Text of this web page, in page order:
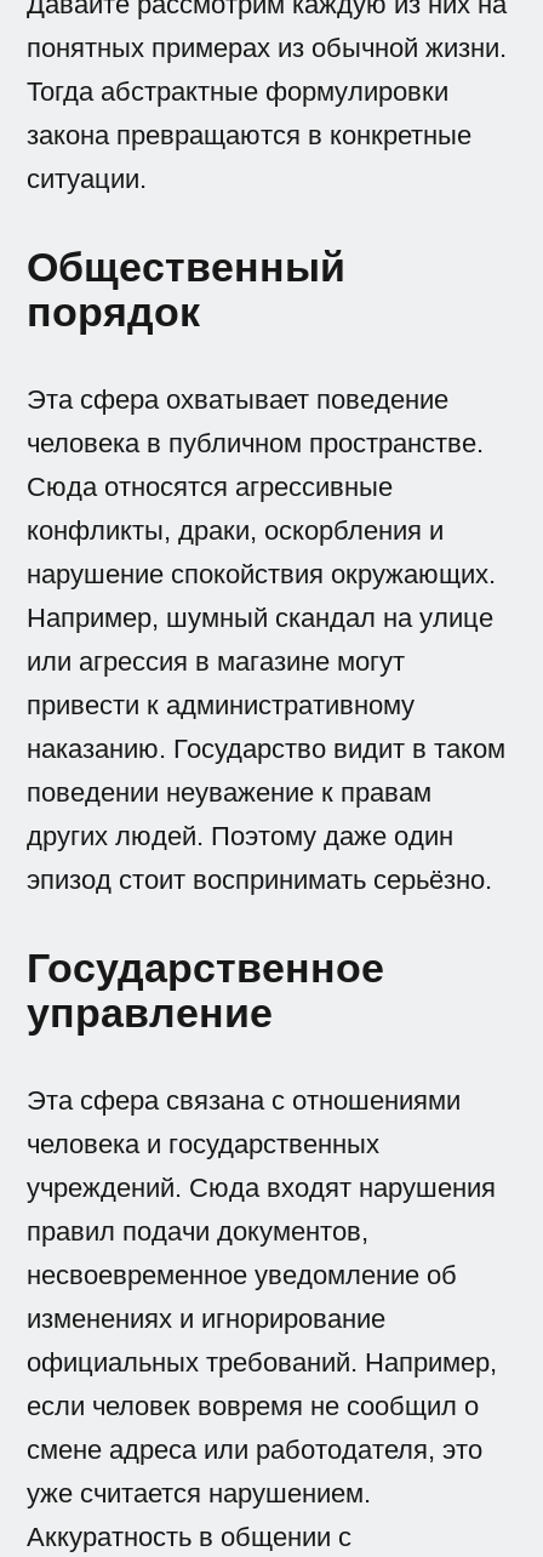
понятных примерах из обычной жизни.
Тогда абстрактные формулировки
закона превращаются в конкретные
ситуации.
Общественный
порядок
Эта сфера охватывает поведение
человека в публичном пространстве.
Сюда относятся агрессивные
конфликты, драки, оскорбления и
нарушение спокойствия окружающих.
Например, шумный скандал на улице
или агрессия в магазине могут
привести к административному
наказанию. Государство видит в таком
поведении неуважение к правам
других людей. Поэтому даже один
эпизод стоит воспринимать серьёзно.
Государственное
управление
Эта сфера связана с отношениями
человека и государственных
учреждений. Сюда входят нарушения
правил подачи документов,
несвоевременное уведомление об
изменениях и игнорирование
официальных требований. Например,
если человек вовремя не сообщил о
смене адреса или работодателя, это
уже считается нарушением.
Аккуратность в общении с